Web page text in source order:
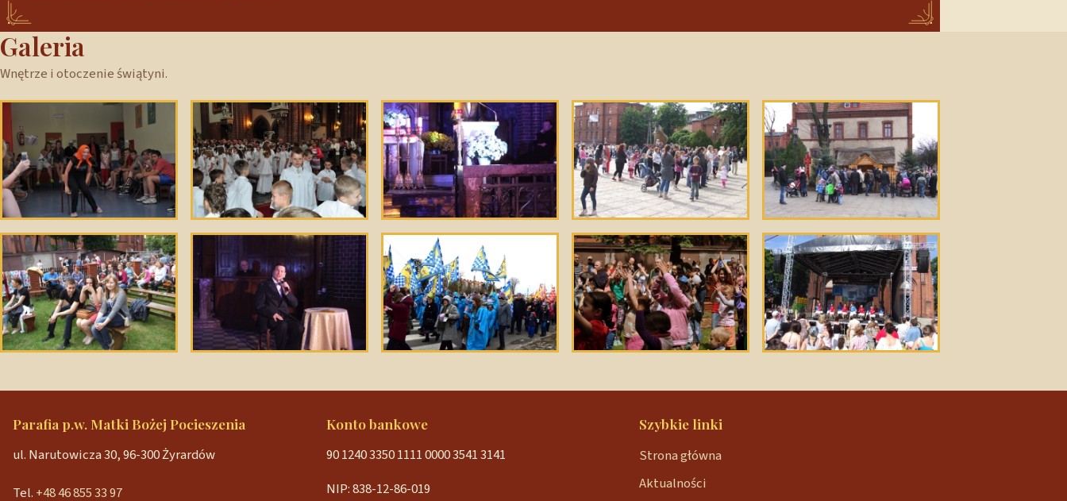
Galeria
Wnętrze i otoczenie świątyni.
Parafia p.w. Matki Bożej Pocieszenia
ul. Narutowicza 30, 96-300 Żyrardów
Tel. +48 46 855 33 97
Konto bankowe
90 1240 3350 1111 0000 3541 3141
NIP: 838-12-86-019
Szybkie linki
Strona główna
Aktualności